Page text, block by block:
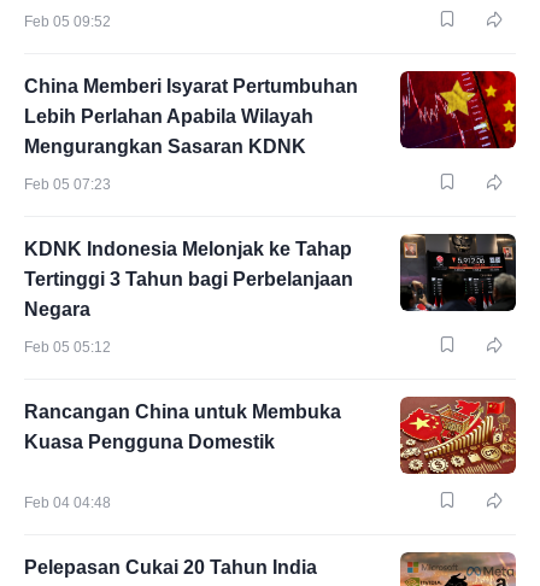
Feb 05 09:52
China Memberi Isyarat Pertumbuhan
Lebih Perlahan Apabila Wilayah
Mengurangkan Sasaran KDNK
Feb 05 07:23
KDNK Indonesia Melonjak ke Tahap
Tertinggi 3 Tahun bagi Perbelanjaan
Negara
Feb 05 05:12
Rancangan China untuk Membuka
Kuasa Pengguna Domestik
Feb 04 04:48
Pelepasan Cukai 20 Tahun India